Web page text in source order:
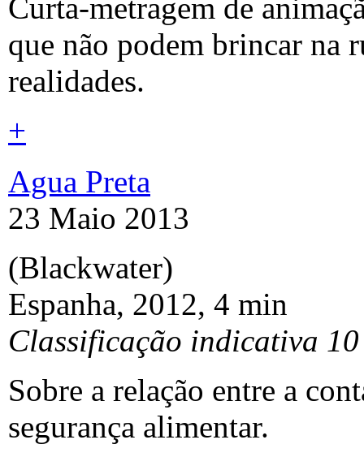
Curta-metragem de
que não podem brincar na
realidades.
+
Agua Preta
23 Maio 2013
(Blackwater)
Espanha, 2012, 4 min
Classificação indicativa 10
Sobre a relação entre a
segurança alimentar.